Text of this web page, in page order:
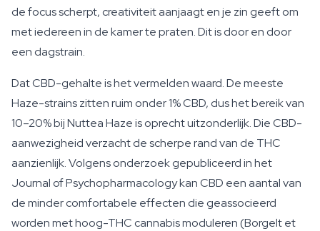
de focus scherpt, creativiteit aanjaagt en je zin geeft om
met iedereen in de kamer te praten. Dit is door en door
een dagstrain.
Dat CBD-gehalte is het vermelden waard. De meeste
Haze-strains zitten ruim onder 1% CBD, dus het bereik van
10–20% bij Nuttea Haze is oprecht uitzonderlijk. Die CBD-
aanwezigheid verzacht de scherpe rand van de THC
aanzienlijk. Volgens onderzoek gepubliceerd in het
Journal of Psychopharmacology kan CBD een aantal van
de minder comfortabele effecten die geassocieerd
worden met hoog-THC cannabis moduleren (Borgelt et